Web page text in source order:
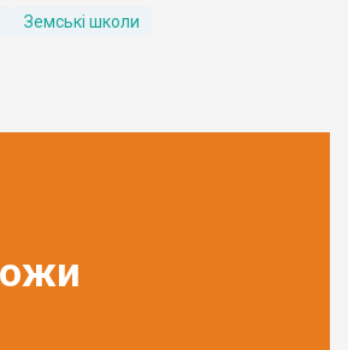
Земські школи